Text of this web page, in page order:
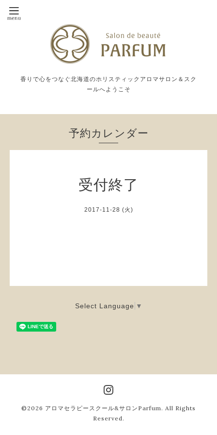
香りで心をつなぐ北海道のホリスティックアロマサロン＆スク
ールへようこそ
予約カレンダー
受付終了
2017-11-28 (火)
Select Language ▼
©2026 アロマセラピースクール&サロンParfum . All Rights
Reserved.